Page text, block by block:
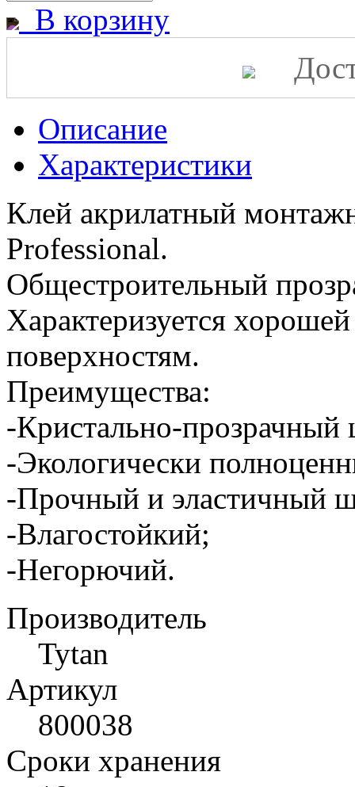
В корзину
Описание
Характеристики
Клей акрилатный
Professional.
Общестроительный
Характеризуется
поверхностям.
Преимущества:
-Кристально-прозрачный
-Экологически
-Прочный и эластичный
-Влагостойкий;
-Негорючий.
Производитель
Tytan
Артикул
800038
Сроки хранения